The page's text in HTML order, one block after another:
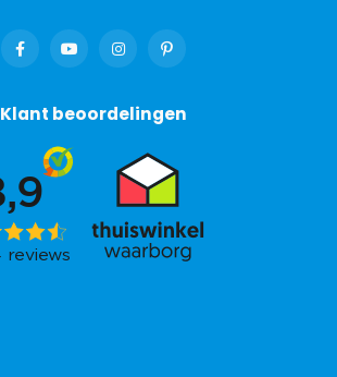
Klant beoordelingen